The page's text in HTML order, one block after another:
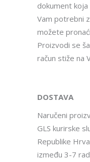
dokument
Vam potrebni
možete
Proizvodi se
račun stiže na
DOSTAVA
Naručeni
GLS kurirske
Republike
između 3-7